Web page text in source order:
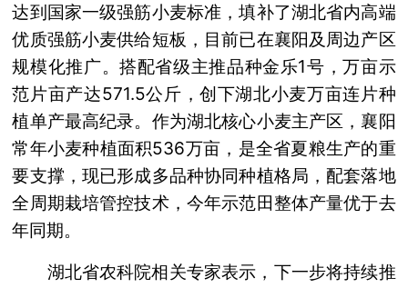
达到国家一级强筋小麦标准，填补了湖北省内高端
优质强筋小麦供给短板，目前已在襄阳及周边产区
规模化推广。搭配省级主推品种金乐1号，万亩示
范片亩产达571.5公斤，创下湖北小麦万亩连片种
植单产最高纪录。作为湖北核心小麦主产区，襄阳
常年小麦种植面积536万亩，是全省夏粮生产的重
要支撑，现已形成多品种协同种植格局，配套落地
全周期栽培管控技术，今年示范田整体产量优于去
年同期。
湖北省农科院相关专家表示，下一步将持续推